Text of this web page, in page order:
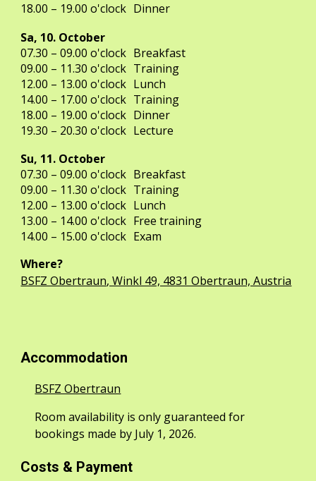
18.00 – 19.00 o'clock Dinner
Sa, 10. October
07.30 – 09.00 o'clock Breakfast
09.00 – 11.30 o'clock Training
12.00 – 13.00 o'clock Lunch
14.00 – 17.00 o'clock Training
18.00 – 19.00 o'clock Dinner
19.30 – 20.30 o'clock Lecture
Su, 11. October
07.30 – 09.00 o'clock Breakfast
09.00 – 11.30 o'clock Training
12.00 – 13.00 o'clock Lunch
13.00 – 14.00 o'clock Free training
14.00 – 15.00 o'clock Exam
Where?
BSFZ Obertraun, Winkl 49, 4831 Obertraun, Austria
Accommodation
BSFZ Obertraun
Room availability is only guaranteed for
bookings made by July 1, 2026.
Costs & Payment